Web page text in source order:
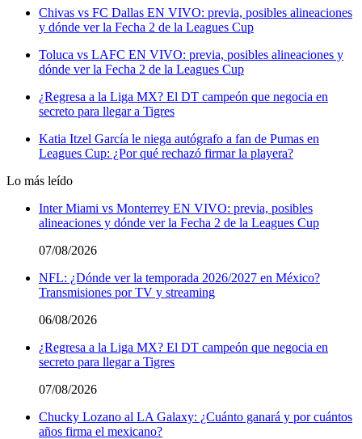
Chivas vs FC Dallas EN VIVO: previa, posibles alineaciones
y dónde ver la Fecha 2 de la Leagues Cup
Toluca vs LAFC EN VIVO: previa, posibles alineaciones y
dónde ver la Fecha 2 de la Leagues Cup
¿Regresa a la Liga MX? El DT campeón que negocia en
secreto para llegar a Tigres
Katia Itzel García le niega autógrafo a fan de Pumas en
Leagues Cup: ¿Por qué rechazó firmar la playera?
Lo más leído
Inter Miami vs Monterrey EN VIVO: previa, posibles
alineaciones y dónde ver la Fecha 2 de la Leagues Cup
07/08/2026
NFL: ¿Dónde ver la temporada 2026/2027 en México?
Transmisiones por TV y streaming
06/08/2026
¿Regresa a la Liga MX? El DT campeón que negocia en
secreto para llegar a Tigres
07/08/2026
Chucky Lozano al LA Galaxy: ¿Cuánto ganará y por cuántos
años firma el mexicano?